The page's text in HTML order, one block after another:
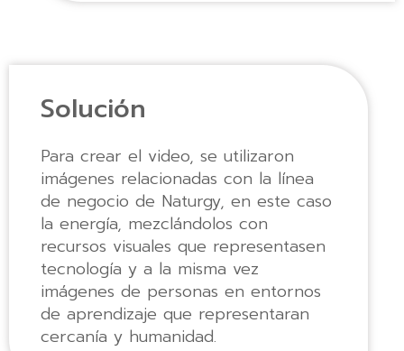
Solución
Para crear el video, se utilizaron
imágenes relacionadas con la línea
de negocio de Naturgy, en este caso
la energía, mezclándolos con
recursos visuales que representasen
tecnología y a la misma vez
imágenes de personas en entornos
de aprendizaje que representaran
cercanía y humanidad.